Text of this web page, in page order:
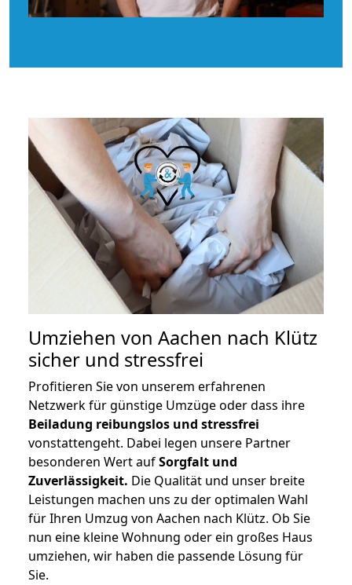
Umziehen von Aachen nach Klütz
sicher und stressfrei
Profitieren Sie von unserem erfahrenen
Netzwerk für günstige Umzüge oder dass ihre
Beiladung reibungslos und stressfrei
vonstattengeht. Dabei legen unsere Partner
besonderen Wert aufSorgfalt und
Zuverlässigkeit. Die Qualität und unser breite
Leistungen machen uns zu der optimalen Wahl
für Ihren Umzug von Aachen nach Klütz. Ob Sie
nun eine kleine Wohnung oder ein großes Haus
umziehen, wir haben die passende Lösung für
Sie.